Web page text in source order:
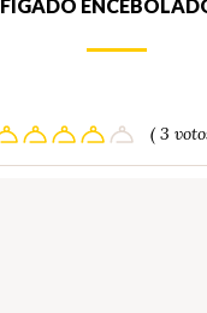
FÍGADO
( 3